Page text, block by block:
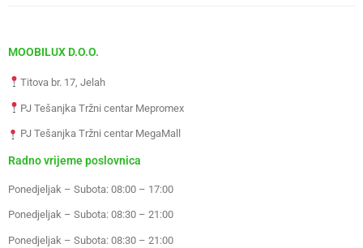
MOOBILUX D.O.O.
Titova br. 17, Jelah
PJ Tešanjka Tržni centar Mepromex
PJ Tešanjka Tržni centar MegaMall
Radno vrijeme poslovnica
Ponedjeljak – Subota: 08:00 – 17:00
Ponedjeljak – Subota: 08:30 – 21:00
Ponedjeljak – Subota: 08:30 – 21:00